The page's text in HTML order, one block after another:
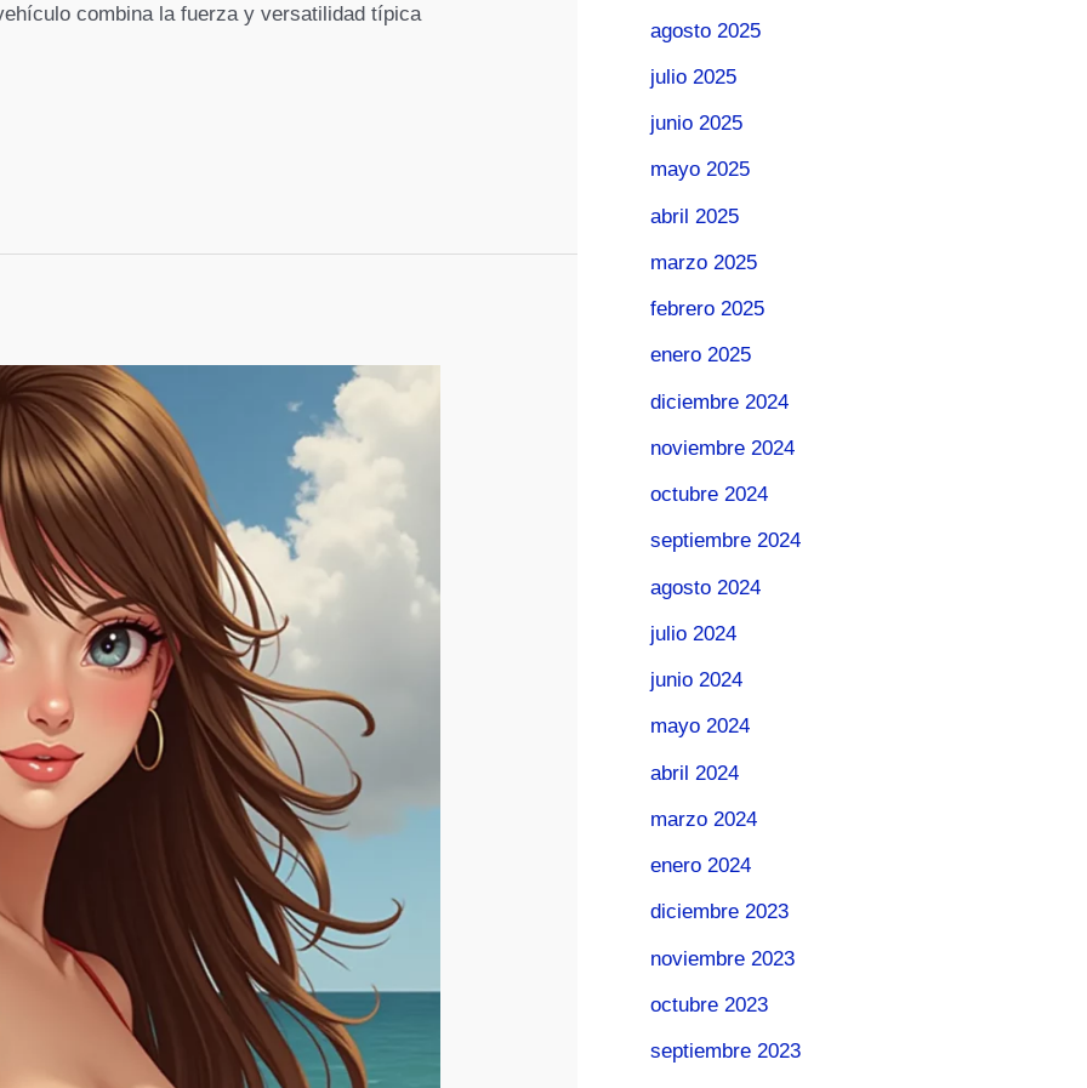
combina la fuerza y versatilidad típica
agosto 2025
julio 2025
junio 2025
mayo 2025
abril 2025
marzo 2025
febrero 2025
enero 2025
diciembre 2024
noviembre 2024
octubre 2024
septiembre 2024
agosto 2024
julio 2024
junio 2024
mayo 2024
abril 2024
marzo 2024
enero 2024
diciembre 2023
noviembre 2023
octubre 2023
septiembre 2023